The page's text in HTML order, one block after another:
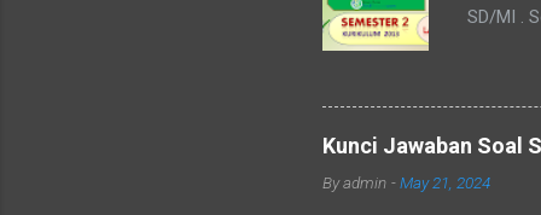
SD/MI .
soal
saja,
Meja 4.
Kunci Jawaban Soal
Byadmin -May 21, 2024